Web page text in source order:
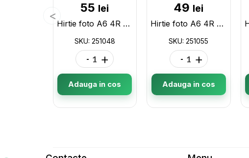
55 lei
Hirtie foto A6 4R 210gr 100file Glossy ML42-17 251048
SKU: 251048
- +
Adauga in cos
49 lei
Hirtie foto A6 4R 180gr 100file Glossy,ML42-18 251055
SKU: 251055
- +
Adauga in cos